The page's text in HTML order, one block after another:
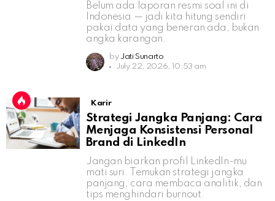
Belum ada laporan resmi soal ini di
Indonesia — jadi kita hitung sendiri
pakai data yang beneran ada, bukan
angka karangan.
by Jati Sunarto
July 22, 2026, 10:53 am
Karir
Strategi Jangka Panjang: Cara
Menjaga Konsistensi Personal
Brand di LinkedIn
Jangan biarkan profil LinkedIn-mu
mati suri. Temukan strategi jangka
panjang, cara membaca analitik, dan
tips menghindari burnout.